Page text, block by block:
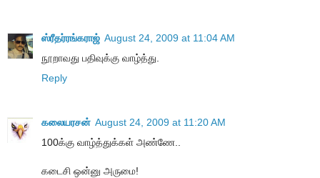
ஸ்ரீதர்ரங்கராஜ் August 24, 2009 at 11:04 AM
நூறாவது பதிவுக்கு வாழ்த்து.
Reply
கலையரசன் August 24, 2009 at 11:20 AM
100க்கு வாழ்த்துக்கள் அண்ணே..
கடைசி ஒன்னு அருமை!